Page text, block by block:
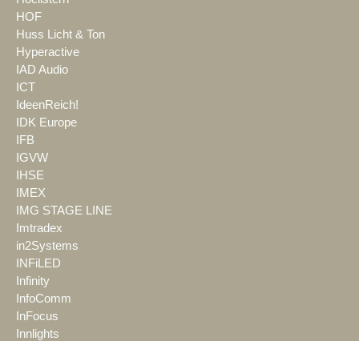
HOF
Huss Licht & Ton
Hyperactive
IAD Audio
ICT
IdeenReich!
IDK Europe
IFB
IGVW
IHSE
IMEX
IMG STAGE LINE
Imtradex
in2Systems
INFiLED
Infinity
InfoComm
InFocus
Innlights